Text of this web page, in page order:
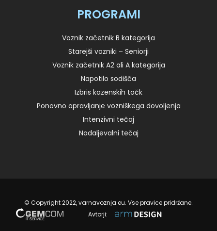
PROGRAMI
Voznik začetnik B kategorija
Starejši vozniki – Seniorji
Voznik začetnik A2 ali A kategorija
Napotilo sodišča
Izbris kazenskih točk
Ponovno opravljanje vozniškega dovoljenja
Intenzivni tečaj
Nadaljevalni tečaj
© Copyright 2022, varnavoznja.eu. Vse pravice pridržane.
Avtorji: